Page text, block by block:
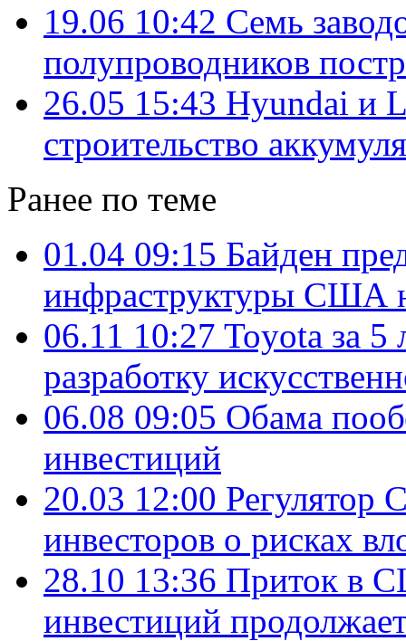
19.06 10:42 Семь
полупроводников
26.05 15:43 Hyundai и
строительство
Ранее по теме
01.04 09:15 Байден
инфраструктуры США
06.11 10:27 Toyota за 5
разработку
06.08 09:05 Обама
инвестиций
20.03 12:00 Регулятор
инвесторов о рисках
28.10 13:36 Приток в
инвестиций